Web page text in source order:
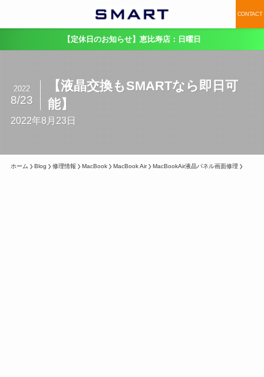
CONTACT
【定休日のお知らせ】恵比寿店：日曜日
【液晶交換もSMARTなら即日可
能】
2022
8/23
2022年8月23日
ホーム Blog 修理情報 MacBook MacBook Air MacBookAir液晶パネル画面修理